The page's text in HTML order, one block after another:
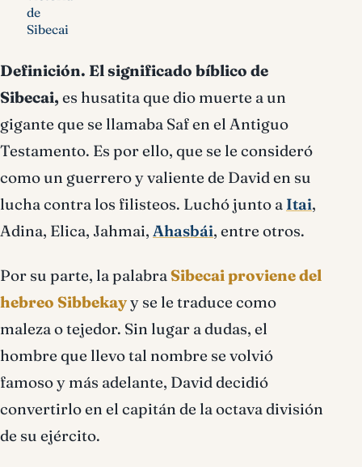
de
Sibecai
Definición. El significado bíblico de
Sibecai, es husatita que dio muerte a un
gigante que se llamaba Saf en el Antiguo
Testamento. Es por ello, que se le consideró
como un guerrero y valiente de David en su
lucha contra los filisteos. Luchó junto a Itai,
Adina, Elica, Jahmai, Ahasbái, entre otros.
Por su parte, la palabraSibecai proviene del
hebreo Sibbekayy se le traduce como
maleza o tejedor. Sin lugar a dudas, el
hombre que llevo tal nombre se volvió
famoso y más adelante, David decidió
convertirlo en el capitán de la octava división
de su ejército.